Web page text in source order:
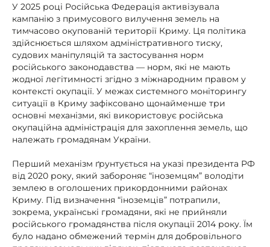
У 2025 році Російська Федерація активізувала
кампанію з примусового вилучення земель на
тимчасово окупованій території Криму. Ця політика
здійснюється шляхом адміністративного тиску,
судових маніпуляцій та застосування норм
російського законодавства — норм, які не мають
жодної легітимності згідно з міжнародним правом у
контексті окупації. У межах системного моніторингу
ситуації в Криму зафіксовано щонайменше три
основні механізми, які використовує російська
окупаційна адміністрація для захоплення земель, що
належать громадянам України.
Перший механізм ґрунтується на указі президента РФ
від 2020 року, який забороняє “іноземцям” володіти
землею в оголошених прикордонними районах
Криму. Під визначення “іноземців” потрапили,
зокрема, українські громадяни, які не прийняли
російського громадянства після окупації 2014 року. Їм
було надано обмежений термін для добровільного